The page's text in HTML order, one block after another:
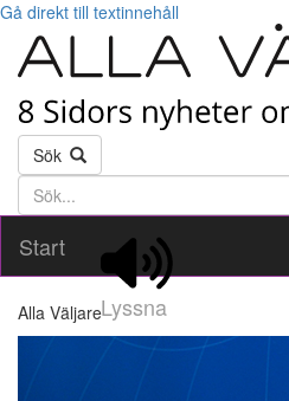
Gå direkt till textinnehåll
Sök
Söktext
Start
Lyssna
Alla Väljare